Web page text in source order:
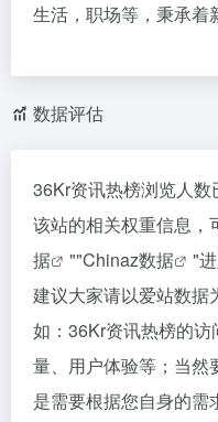
生活，职场等，秉承着
数据评估
36Kr资讯热榜浏览人
该站的相关权重信息，
据
""Chinaz数据
"
建议大家请以爱站数据
如：36Kr资讯热榜的
量、用户体验等；当然
是需要根据您自身的需